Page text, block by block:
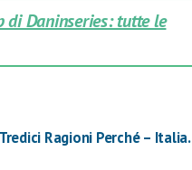
di Daninseries: tutte le
Tredici Ragioni Perché – Italia.